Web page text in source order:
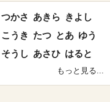
つかさ あきら きよし
こうき たつ とあ ゆう
そうし あさひ はると
もっと見る...